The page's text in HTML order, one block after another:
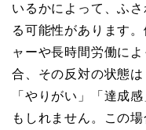
いるかによって、ふ
る可能性があります
ャーや長時間労働に
合、その反対の状態は
「やりがい」「達成
もしれません。この